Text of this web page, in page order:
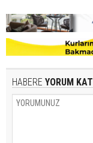
HABERE YORUM KAT